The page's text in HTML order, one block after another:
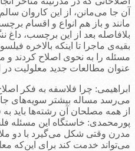
آن جا می‌مانن، از این کاروان
مانند و باز هم انواع و اقسام
بلافاصله بعد از این برچسب،
بقیه‌ی ماجرا تا اینکه بالاخره
مسئله را به نحوی اصلاح کردند و
عنوان مطالعات جدید معلولیت در
ابراهیمی: چرا فلاسفه به فکر
می‌رسد مساله بیشتر سویه‌های
از همه مصلحان آن رشته‌ها باید به
پورمحمدی: خاستگاه‌ این
مدرن وقتی شکل می‌گیرد با دو
می‌تواند خدمت کند برای این‌که